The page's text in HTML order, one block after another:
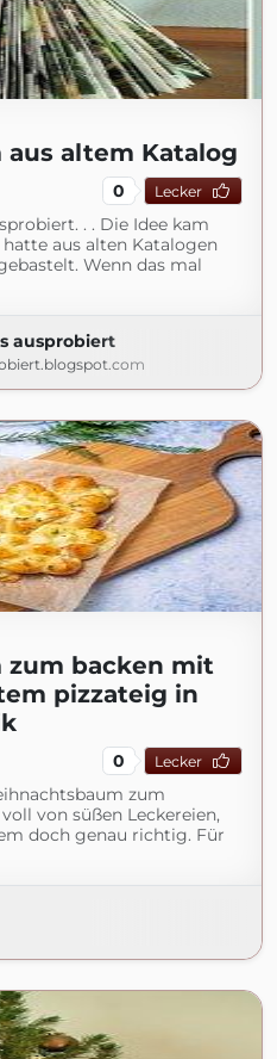
altem Katalog
0 Lecker
. . Die Idee kam
aus alten Katalogen
Wenn das mal
ausprobiert
zum backen mit
pizzateig in
0 Lecker
zum
von süßen Leckereien,
doch genau richtig. Für